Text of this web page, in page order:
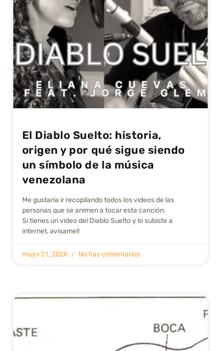
El Diablo Suelto: historia,
origen y por qué sigue siendo
un símbolo de la música
venezolana
Me gustarí­a ir recopilando todos los videos de las
personas que se animen a tocar esta canción.
Si tienes un video del Diablo Suelto y lo subiste a
internet, avisame!!
mayo 21, 2026 No hay comentarios